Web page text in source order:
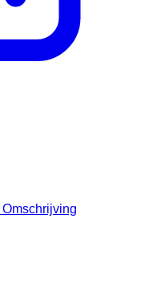
Omschrijving